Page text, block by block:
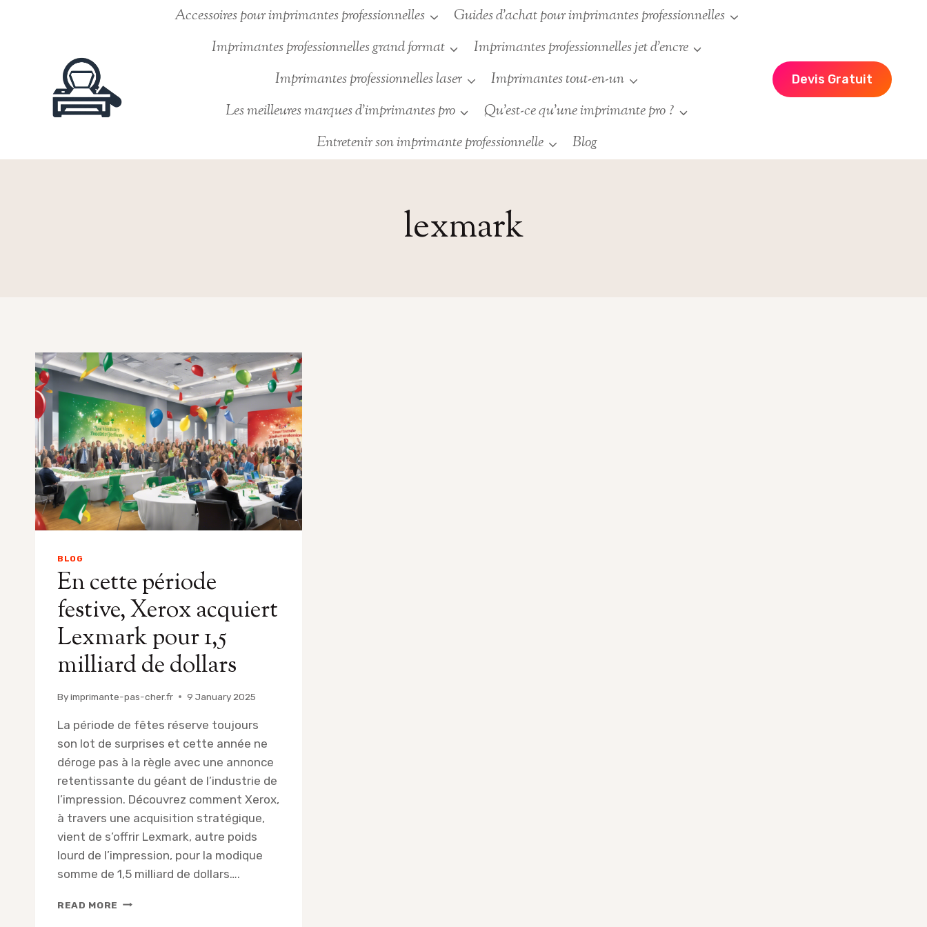
Accessoires pour imprimantes professionnelles
Guides d’achat pour imprimantes professionnelles
Imprimantes professionnelles grand format
Imprimantes professionnelles jet d’encre
Imprimantes professionnelles laser
Imprimantes tout-en-un
Les meilleures marques d’imprimantes pro
Qu’est-ce qu’une imprimante pro ?
Entretenir son imprimante professionnelle
Blog
Devis Gratuit
lexmark
BLOG
En cette période
festive, Xerox acquiert
Lexmark pour 1,5
milliard de dollars
Byimprimante-pas-cher.fr 9 January 2025
La période de fêtes réserve toujours
son lot de surprises et cette année ne
déroge pas à la règle avec une annonce
retentissante du géant de l’industrie de
l’impression. Découvrez comment Xerox,
à travers une acquisition stratégique,
vient de s’offrir Lexmark, autre poids
lourd de l’impression, pour la modique
somme de 1,5 milliard de dollars….
READ MORE EN